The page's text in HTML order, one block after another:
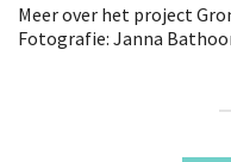
Meer over het project
Fotografie: Janna